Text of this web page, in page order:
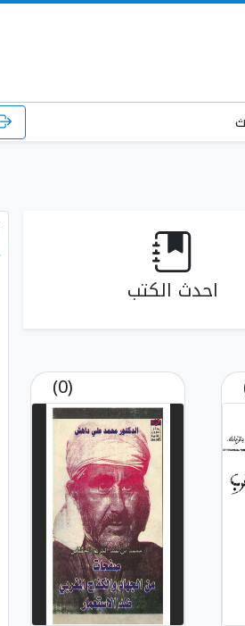
احدث الكتب
(0)